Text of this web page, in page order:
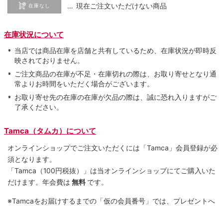
在庫なし … 現在ご注文いただけない商品
在庫状況について
当店では商品在庫を店舗と共有しているため、在庫状況が即時反
映されておりません。
ご注文商品の在庫が不足・在庫切れの際は、お取り寄せとなり通
常よりお時間をいただく場合がございます。
お取り寄せ先の在庫の在庫が欠品の際は、誠に恐れ入りますがご
了承ください。
Tamca（タムカ）について
オンラインショップでご注⽂いただくには「Tamca」会員登録が必
須となります。
「Tamca （100円税抜）
」は当オンラインショップにてご購⼊いた
だけます。 年会費は 無料 です。
※Tamcaをお届けするまでの「仮の会員番号」では、プレゼントへ